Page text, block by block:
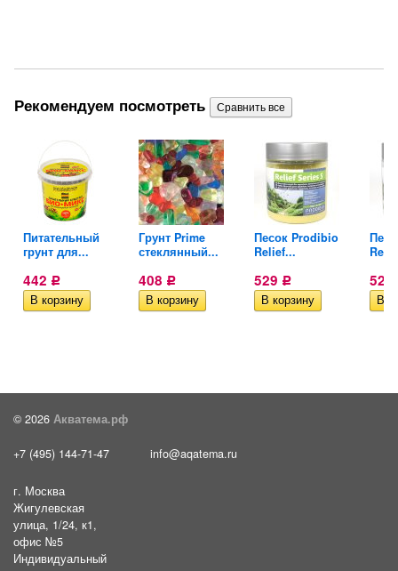
Рекомендуем посмотреть
Питательный
грунт для...
442 Р
Грунт Prime
стеклянный...
408 Р
Песок Prodibio
Relief...
529 Р 529
© 2026 Акватема.рф
+7 (495) 144-71-47 info@aqatema.ru
г. Москва
Жигулевская
улица, 1/24, к1,
офис №5
Индивидуальный